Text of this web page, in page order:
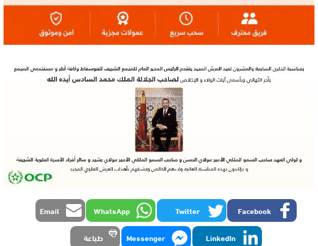
Facebook
Twitter
WhatsApp
Email
LinkedIn
Messenger طباعة